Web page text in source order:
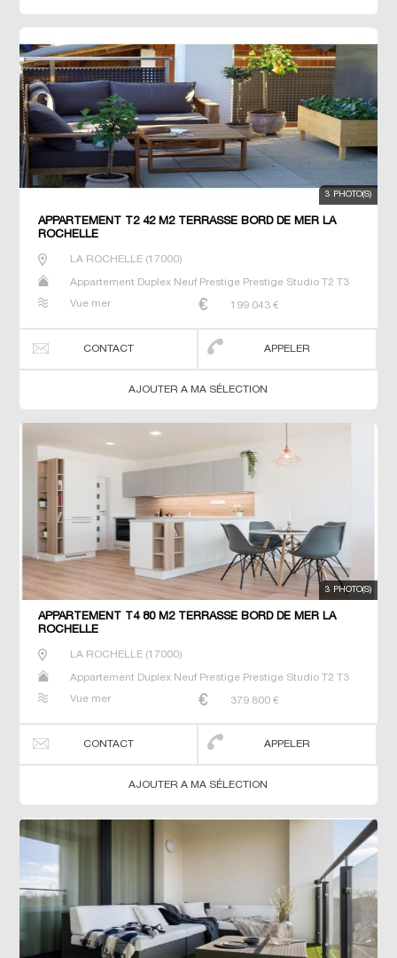
3 PHOTO(S)
APPARTEMENT T2 42 M2 TERRASSE BORD DE MER LA
ROCHELLE
LA ROCHELLE(17000)
Appartement Duplex Neuf Prestige Prestige Studio T2 T3
Vue mer
199 043 €
CONTACT APPELER
AJOUTER A MA SÉLECTION
3 PHOTO(S)
APPARTEMENT T4 80 M2 TERRASSE BORD DE MER LA
ROCHELLE
LA ROCHELLE(17000)
Appartement Duplex Neuf Prestige Prestige Studio T2 T3
Vue mer
379 800 €
CONTACT APPELER
AJOUTER A MA SÉLECTION